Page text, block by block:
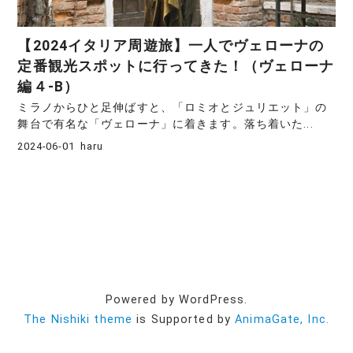
【2024イタリア周遊旅】一人でヴェローナの
定番観光スポットに行ってきた！（ヴェローナ
編４-B）
ミラノからひと足伸ばすと、「ロミオとジュリエット」の
舞台で有名な「ヴェローナ」に着きます。落ち着いた...
2024-06-01 haru
Powered by WordPress.
The Nishiki theme is Supported byAnimaGate, Inc.